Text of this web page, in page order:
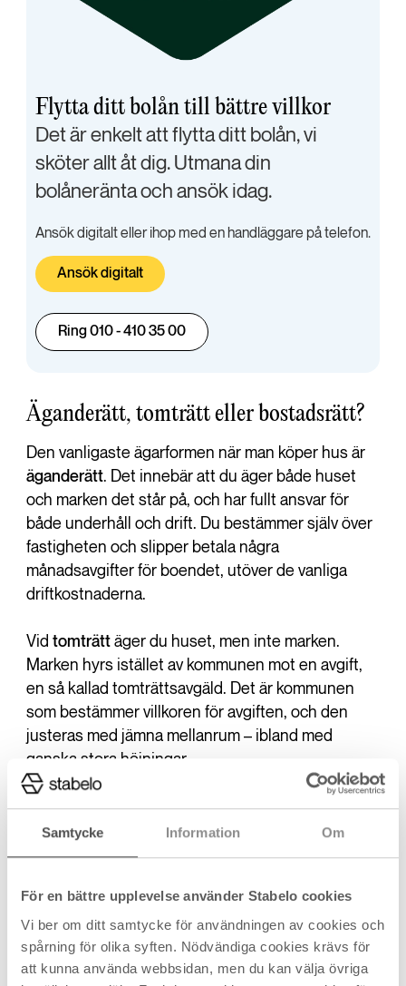
Samtycke Information Om
För en bättre upplevelse använder Stabelo cookies
Vi ber om ditt samtycke för användningen av cookies och
spårning för olika syften. Nödvändiga cookies krävs för
att kunna använda webbsidan, men du kan välja övriga
Flytta ditt bolån till bättre villkor
Det är enkelt att flytta ditt bolån, vi
sköter allt åt dig. Utmana din
bolåneränta och ansök idag.
Ansök digitalt eller ihop med en handläggare på telefon.
Ansök digitalt
Ring 010 - 410 35 00
Äganderätt, tomträtt eller bostadsrätt?
Den vanligaste ägarformen när man köper hus är
äganderätt. Det innebär att du äger både huset
och marken det står på, och har fullt ansvar för
både underhåll och drift. Du bestämmer själv över
fastigheten och slipper betala några
månadsavgifter för boendet, utöver de vanliga
driftkostnaderna.
Vid tomträttäger du huset, men inte marken.
Marken hyrs istället av kommunen mot en avgift,
en så kallad tomträttsavgäld. Det är kommunen
som bestämmer villkoren för avgiften, och den
justeras med jämna mellanrum – ibland med
ganska stora höjningar.
Bostadsrättförekommer framför allt vid köp av
parhus eller radhus. Då äger du inte huset direkt,
utan en andel i en bostadsrättsförening (precis
månadsavgift till föreningen som går till
gemensamma kostnader som underhåll,
försäkringar och fastighetslån.